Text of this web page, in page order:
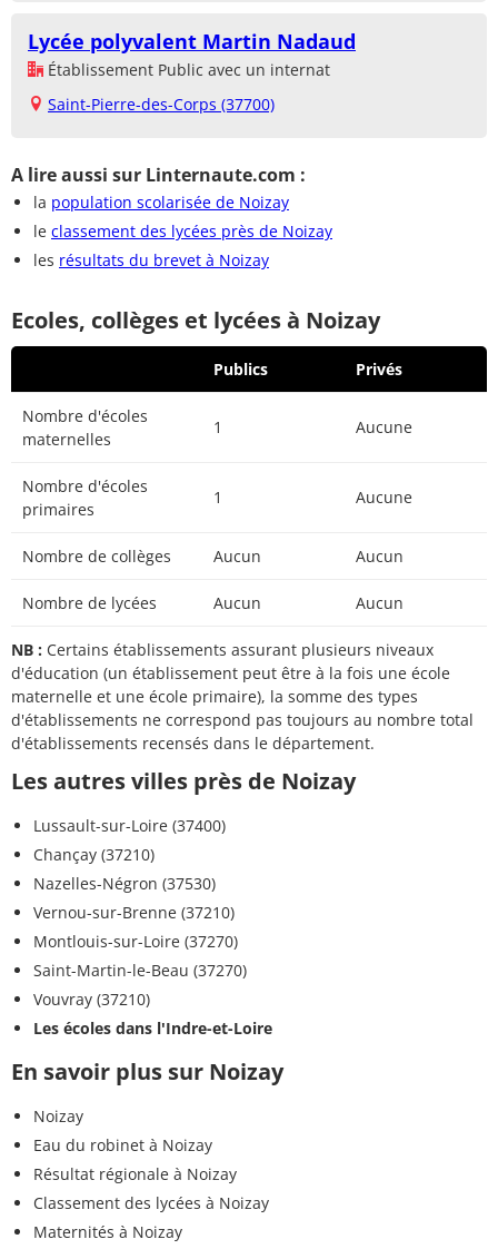
Lycée polyvalent Martin Nadaud
Établissement Public avec un internat
Saint-Pierre-des-Corps (37700)
A lire aussi sur Linternaute.com :
la population scolarisée de Noizay
le classement des lycées près de Noizay
les résultats du brevet à Noizay
Ecoles, collèges et lycées à Noizay
Publics Privés
Nombre d'écoles
maternelles
1 Aucune
Nombre d'écoles
primaires
1 Aucune
Nombre de collèges Aucun Aucun
Nombre de lycées Aucun Aucun
NB : Certains établissements assurant plusieurs niveaux
d'éducation (un établissement peut être à la fois une école
maternelle et une école primaire), la somme des types
d'établissements ne correspond pas toujours au nombre total
d'établissements recensés dans le département.
Les autres villes près de Noizay
Lussault-sur-Loire (37400)
Chançay (37210)
Nazelles-Négron (37530)
Vernou-sur-Brenne (37210)
Montlouis-sur-Loire (37270)
Saint-Martin-le-Beau (37270)
Vouvray (37210)
Les écoles dans l'Indre-et-Loire
En savoir plus sur Noizay
Noizay
Eau du robinet à Noizay
Résultat régionale à Noizay
Classement des lycées à Noizay
Maternités à Noizay